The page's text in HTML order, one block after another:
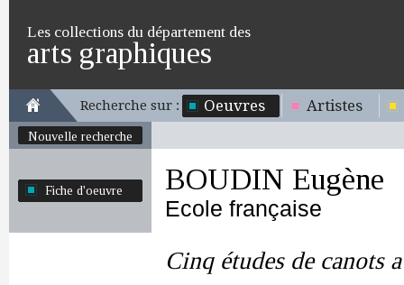
Les collections du département des
arts graphiques
Recherche sur : Oeuvres Artistes
Nouvelle recherche
Fiche d'oeuvre BOUDIN Eugène
Ecole française
Cinq études de canots